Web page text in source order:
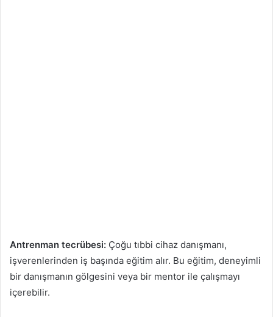
Antrenman tecrübesi: Çoğu tıbbi cihaz danışmanı,
işverenlerinden iş başında eğitim alır. Bu eğitim, deneyimli
bir danışmanın gölgesini veya bir mentor ile çalışmayı
içerebilir.